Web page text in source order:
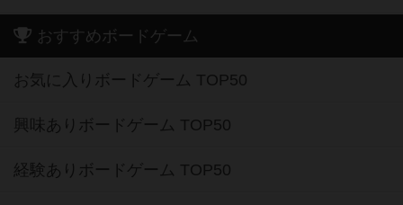
おすすめボードゲーム
お気に入りボードゲーム TOP50
興味ありボードゲーム TOP50
経験ありボードゲーム TOP50